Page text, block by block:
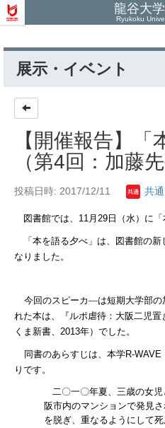
龍谷大
Ryukoku
展示・イベント
【開催報告】「
（第4回：加藤先
投稿日時: 2017/12/11 共通
図書館では、 11月 29 日（水）に
「本を語る夕べ」は、図書館の新
なりました。
今回のスピーカ―は短期大学部の
れた本は、『ルポ虐待：大阪二児
くま新書、 2013年）でした。
同書のあらすじは、本学R-WAVE
りです。
二〇一〇年夏、三歳の女
阪市内のマンションで発見
を脱ぎ、重なるようにして